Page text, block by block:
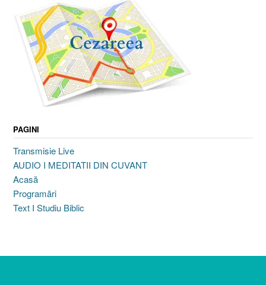
PAGINI
Transmisie Live
AUDIO I MEDITATII DIN CUVANT
Acasă
Programări
Text I Studiu Biblic